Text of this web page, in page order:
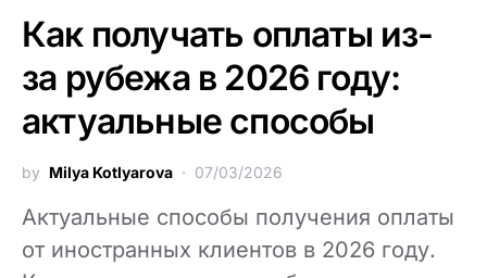
Как получать оплаты из-
за рубежа в 2026 году:
актуальные способы
by Milya Kotlyarova 07/03/2026
Актуальные способы получения оплаты
от иностранных клиентов в 2026 году.